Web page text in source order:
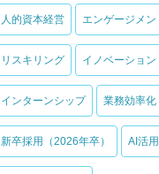
人的資本経営 エンゲージメン
リスキリング イノベーション
インターンシップ 業務効率化
新卒採用（2026年卒） AI活用